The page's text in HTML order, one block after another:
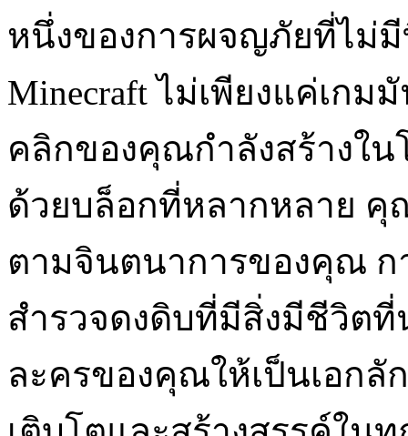
หนึ่งของการผจญภัยที่ไม่
Minecraft ไม่เพียงแค่เก
คลิกของคุณกำลังสร้างใ
ด้วยบล็อกที่หลากหลาย คุ
ตามจินตนาการของคุณ ก
สำรวจดงดิบที่มีสิ่งมีชีวิต
ละครของคุณให้เป็นเอกลั